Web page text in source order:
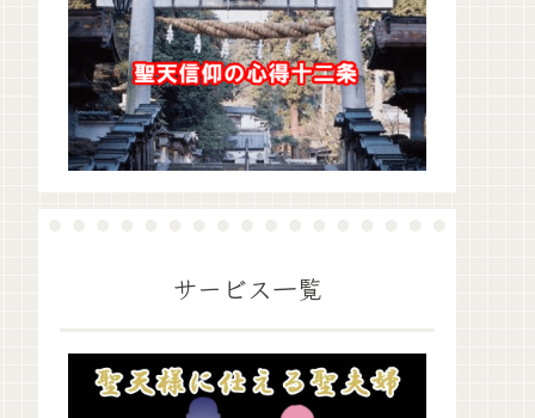
サービス一覧